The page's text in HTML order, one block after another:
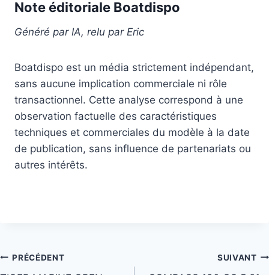
Note éditoriale Boatdispo
Généré par IA, relu par Eric
Boatdispo est un média strictement indépendant,
sans aucune implication commerciale ni rôle
transactionnel. Cette analyse correspond à une
observation factuelle des caractéristiques
techniques et commerciales du modèle à la date
de publication, sans influence de partenariats ou
autres intérêts.
Navigation
PRÉCÉDENT SUIVANT